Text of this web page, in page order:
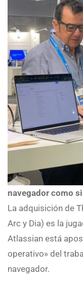
navegador como
La adquisición de
Arc y Dia) es la
Atlassian está
operativo» del
navegador.